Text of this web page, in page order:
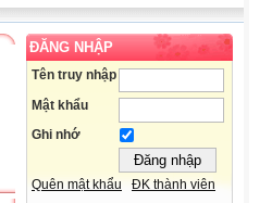
ĐĂNG NHẬP
Tên truy nhập
Mật khẩu
Ghi nhớ
Quên mật khẩu ĐK thành viên